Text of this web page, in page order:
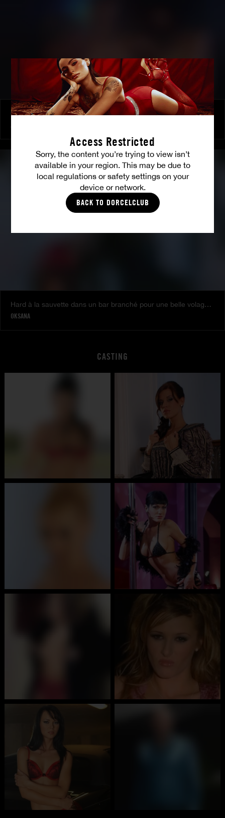
Access Restricted
Sorry, the content you’re trying to view isn’t
available in your region. This may be due to
local regulations or safety settings on your
device or network.
BACK TO DORCELCLUB
Orgie mondaine et jeux fetichistes hard pour une blonde torride et une belle brune en feu
Hard à la sauvette dans un bar branché pour une belle volage infidele, avec Oksana
OKSANA
CASTING